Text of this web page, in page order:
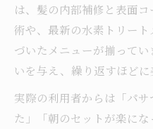
は、髪の内部補修と表面
術や、最新の水素トリー
づいたメニューが揃って
いを与え、繰り返すほどに
実際の利用者からは「パ
た」「朝のセットが楽に